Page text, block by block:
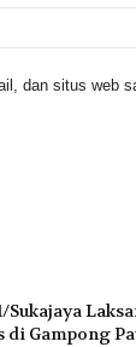
dan situs web
di Gampong